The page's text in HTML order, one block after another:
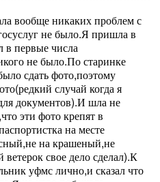
вообще никаких проблем с
не было.Я пришла в
в первые числа
не было.По старинке
сдать фото,поэтому
случай когда я
документов).И шла не
эти фото крепят в
на месте
на крашеный,не
свое дело сделал).К
уфмс лично,и сказал что